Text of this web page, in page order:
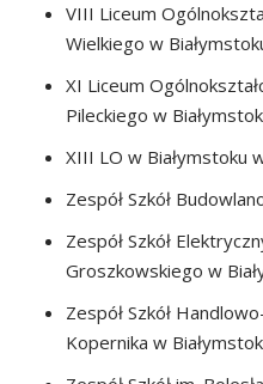
VIII Liceum
Wielkiego w
XI Liceum
Pileckiego w
XIII LO w Białymstoku
Zespół Szkół
Zespół Szkół
Groszkowskiego w
Zespół Szkół
Kopernika w